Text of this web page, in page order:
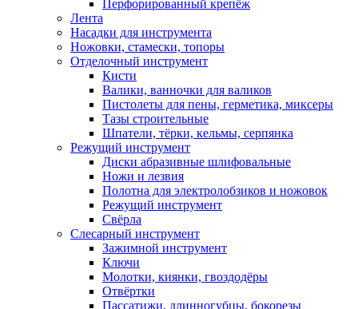
Перфорированный крепёж
Лента
Насадки для инструмента
Ножовки, стамески, топоры
Отделочный инструмент
Кисти
Валики, ванночки для валиков
Пистолеты для пены, герметика, миксеры
Тазы строительные
Шпатели, тёрки, кельмы, серпянка
Режущий инструмент
Диски абразивные шлифовальные
Ножи и лезвия
Полотна для электролобзиков и ножовок
Режущий инструмент
Свёрла
Слесарный инструмент
Зажимной инструмент
Ключи
Молотки, киянки, гвоздодёры
Отвёртки
Пассатижи, длинногубцы, бокорезы